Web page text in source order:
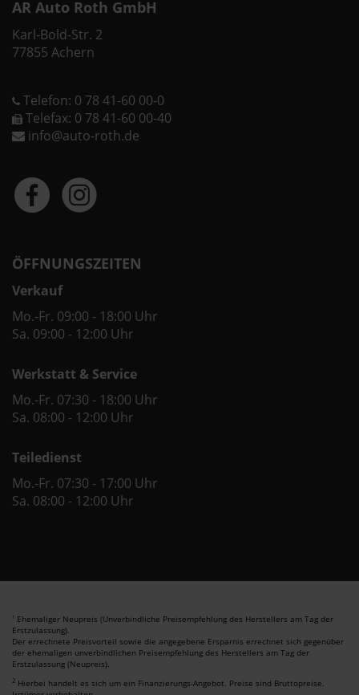
AR Auto Roth GmbH
Karl-Bold-Str. 2
77855 Achern
Telefon: 0 78 41-60 00-0
Telefax: 0 78 41-60 00-40
info@auto-roth.de
ÖFFNUNGSZEITEN
Verkauf
Mo.-Fr. 09:00 - 18:00 Uhr
Sa. 09:00 - 12:00 Uhr
Werkstatt & Service
Mo.-Fr. 07:30 - 18:00 Uhr
Sa. 08:00 - 12:00 Uhr
Teiledienst
Mo.-Fr. 07:30 - 17:00 Uhr
Sa. 08:00 - 12:00 Uhr
1 Ehemaliger Neupreis (Unverbindliche Preisempfehlung des Herstellers am Tag der
Erstzulassung).
Der errechnete Preisvorteil sowie die angegebene Ersparnis errechnet sich gegenüber
der ehemaligen unverbindlichen Preisempfehlung des Herstellers am Tag der
Erstzulassung (Neupreis).
2 Hierbei handelt es sich um ein Finanzierungs-Angebot. Preise sind Bruttopreise.